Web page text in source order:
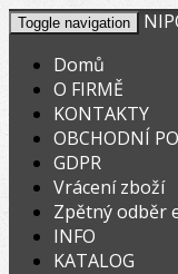
Toggle navigation
Domů
O FIRMĚ
KONTAKTY
OBCHODNÍ
GDPR
Vrácení zboží
Zpětný odběr
INFO
KATALOG
V nákupním košíku
Celkem:
Registrovat
REMS